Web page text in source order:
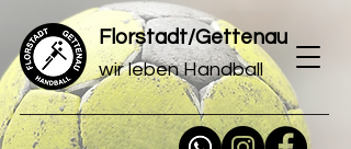
Florstadt/Gettenau
wir leben Handball